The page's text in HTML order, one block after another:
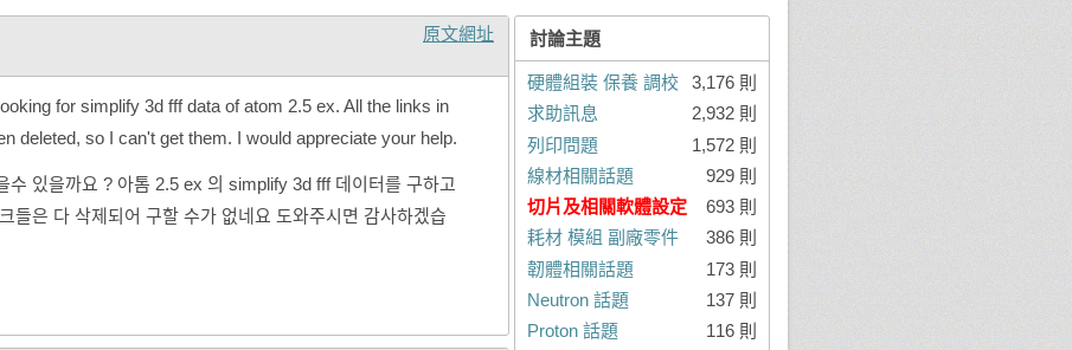
原文網址
for simplify 3d fff data of atom 2.5 ex. All the links in
deleted, so I can't get them. I would appreciate your help.
수 있을까요 ? 아톰 2.5 ex 의 simplify 3d fff 데이터를 구하고
들은 다 삭제되어 구할 수가 없네요 도와주시면 감사하겠습
討論主題
3,176 則
硬體組裝 保養 調校
2,932 則
求助訊息
1,572 則
列印問題
929 則
線材相關話題
693 則
切片及相關軟體設定
386 則
耗材 模組 副廠零件
173 則
韌體相關話題
137 則
Neutron 話題
116 則
Proton 話題